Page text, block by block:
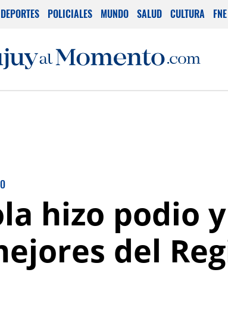
DEPORTES POLICIALES MUNDO SALUD CULTURA FNE
hizo podio
del